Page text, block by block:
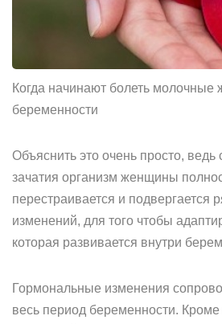
Когда начинают болеть молочные
беременности
Объяснить это очень просто, ведь
зачатия организм женщины
перестраивается и подвергается
изменений, для того чтобы
которая развивается внутри
Гормональные изменения
весь период беременности. Кроме